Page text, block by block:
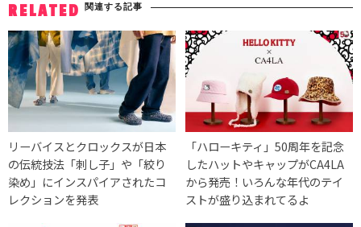
RELATED 関連する記事
リーバイスとクロックスが日本
の伝統技法「刺し子」や「絞り
染め」にインスパイアされたコ
レクションを発表
「ハローキティ」50周年を記念
したハットやキャップがCA4LA
から発売！いろんな年代のテイ
ストが盛り込まれてるよ